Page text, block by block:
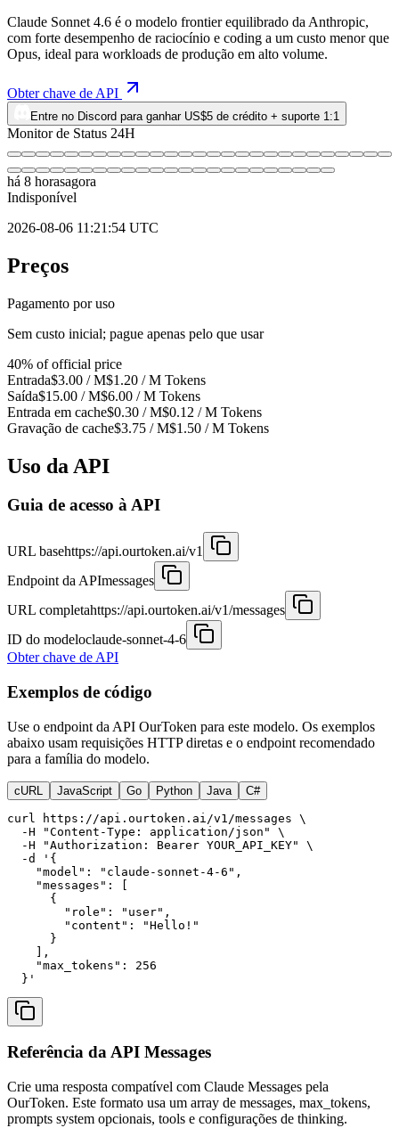
Claude Sonnet 4.6 é o modelo frontier equilibrado da Anthropic,
com forte desempenho de raciocínio e coding a um custo menor que
Opus, ideal para workloads de produção em alto volume.
Obter chave de API
Entre no Discord para ganhar US$5 de crédito + suporte 1:1
Monitor de Status 24H
há 8 horasagora
Indisponível
2026-08-06 11:21:54 UTC
Preços
Pagamento por uso
Sem custo inicial; pague apenas pelo que usar
40% of official price
Entrada$3.00 / M$1.20 / M Tokens
Saída$15.00 / M$6.00 / M Tokens
Entrada em cache$0.30 / M$0.12 / M Tokens
Gravação de cache$3.75 / M$1.50 / M Tokens
Uso da API
Guia de acesso à API
URL basehttps://api.ourtoken.ai/v1
Endpoint da APImessages
URL completahttps://api.ourtoken.ai/v1/messages
ID do modeloclaude-sonnet-4-6
Obter chave de API
Exemplos de código
Use o endpoint da API OurToken para este modelo. Os exemplos
abaixo usam requisições HTTP diretas e o endpoint recomendado
para a família do modelo.
cURL JavaScript Go Python Java C#
curl https://api.ourtoken.ai/v1/messages \
  -H "Content-Type: application/json" \
  -H "Authorization: Bearer YOUR_API_KEY" \
  -d '{
    "model": "claude-sonnet-4-6",
    "messages": [
      {
        "role": "user",
        "content": "Hello!"
      }
    ],
    "max_tokens": 256
  }'
Referência da API Messages
Crie uma resposta compatível com Claude Messages pela
OurToken. Este formato usa um array de messages, max_tokens,
prompts system opcionais, tools e configurações de thinking.